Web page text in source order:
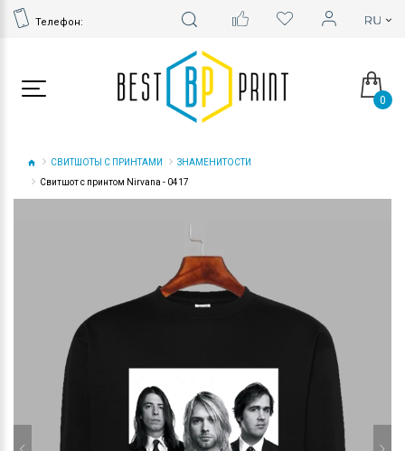
Телефон:
0
СВИТШОТЫ С ПРИНТАМИ
ЗНАМЕНИТОСТИ
Свитшот с принтом Nirvana - 0417